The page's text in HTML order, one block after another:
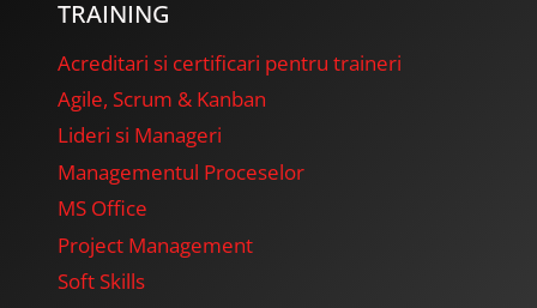
TRAINING
Acreditari si certificari pentru traineri
Agile, Scrum & Kanban
Lideri si Manageri
Managementul Proceselor
MS Office
Project Management
Soft Skills